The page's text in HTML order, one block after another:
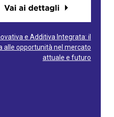
e Additiva Integrata: il
alle opportunità nel mercato
attuale e futuro